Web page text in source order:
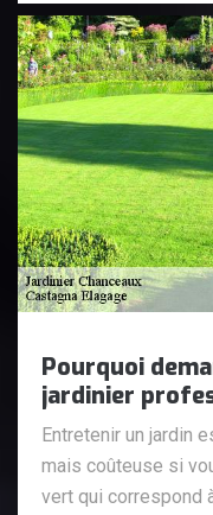
Pourquoi
jardinier
Entretenir un jardin
mais coûteuse si
vert qui correspond